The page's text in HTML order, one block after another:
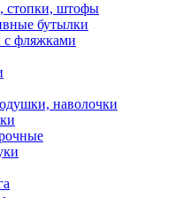
стопки, штофы
бутылки
фляжками
наволочки